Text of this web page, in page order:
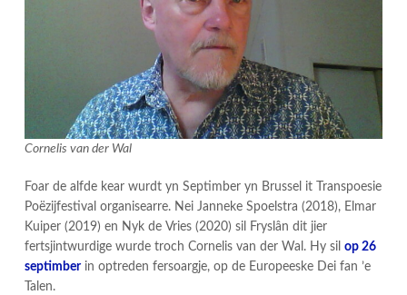
Cornelis van der Wal
Foar de alfde kear wurdt yn Septimber yn Brussel it Transpoesie
Poëzijfestival organisearre. Nei Janneke Spoelstra (2018), Elmar
Kuiper (2019) en Nyk de Vries (2020) sil Fryslân dit jier
fertsjintwurdige wurde troch Cornelis van der Wal. Hy sil op 26
septimberin optreden fersoargje, op de Europeeske Dei fan ’e
Talen.